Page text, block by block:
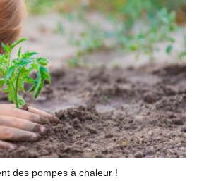
des pompes à chaleur !